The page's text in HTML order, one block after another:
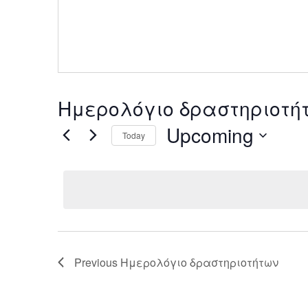
Ημερολόγιο
Today Upcoming
Previous Ημερολόγιο δραστηριοτήτων